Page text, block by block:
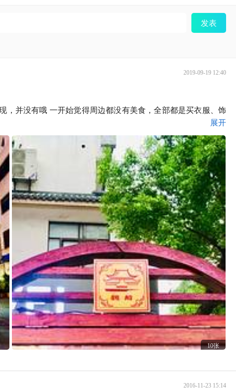
发表
2019-09-19 12:40
，并没有哦 一开始觉得周边都没有美食，全部都是买衣服、饰
展开
10张
2016-11-23 15:14